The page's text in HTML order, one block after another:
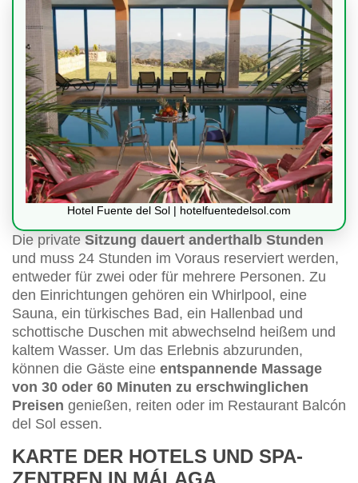
Hotel Fuente del Sol | hotelfuentedelsol.com
Die private Sitzung dauert anderthalb Stunden
und muss 24 Stunden im Voraus reserviert werden,
entweder für zwei oder für mehrere Personen. Zu
den Einrichtungen gehören ein Whirlpool, eine
Sauna, ein türkisches Bad, ein Hallenbad und
schottische Duschen mit abwechselnd heißem und
kaltem Wasser. Um das Erlebnis abzurunden,
können die Gäste eine entspannende Massage
von 30 oder 60 Minuten zu erschwinglichen
Preisen genießen, reiten oder im Restaurant Balcón
del Sol essen.
KARTE DER HOTELS UND SPA-
ZENTREN IN MÁLAGA